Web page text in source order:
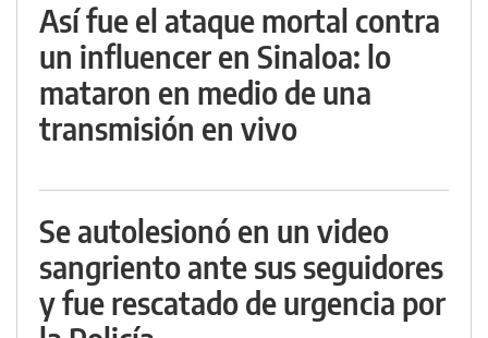
Así fue el ataque mortal contra
un influencer en Sinaloa: lo
mataron en medio de una
transmisión en vivo
Se autolesionó en un video
sangriento ante sus seguidores
y fue rescatado de urgencia por